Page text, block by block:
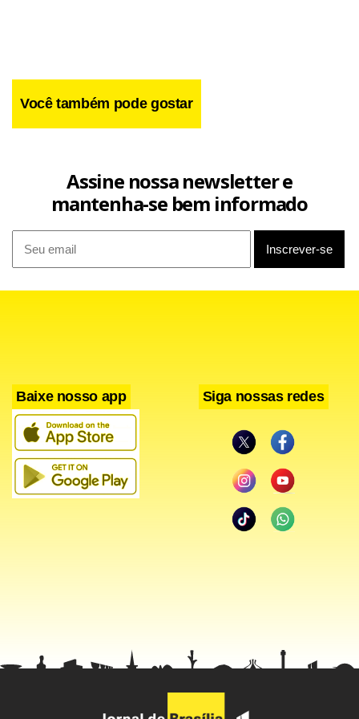
Você também pode gostar
Assine nossa newsletter e
mantenha-se bem informado
Baixe nosso app Siga nossas redes